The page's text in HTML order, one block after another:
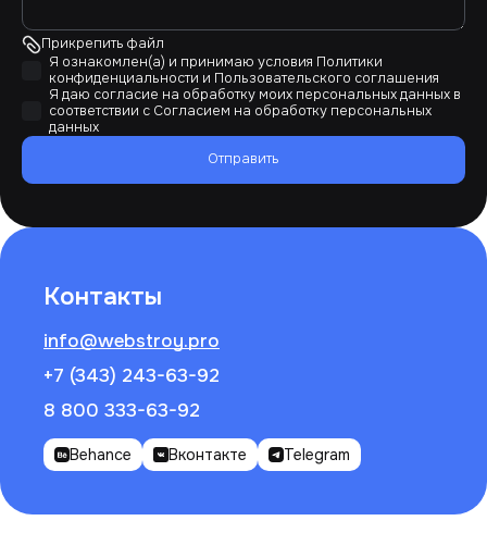
Прикрепить файл
Я ознакомлен(а) и принимаю условия Политики
конфиденциальности и Пользовательского соглашения
Я даю согласие на обработку моих персональных данных в
соответствии с Согласием на обработку персональных
данных
Отправить
Контакты
info@webstroy.pro
+7 (343) 243-63-92
8 800 333-63-92
Behance Вконтакте Telegram